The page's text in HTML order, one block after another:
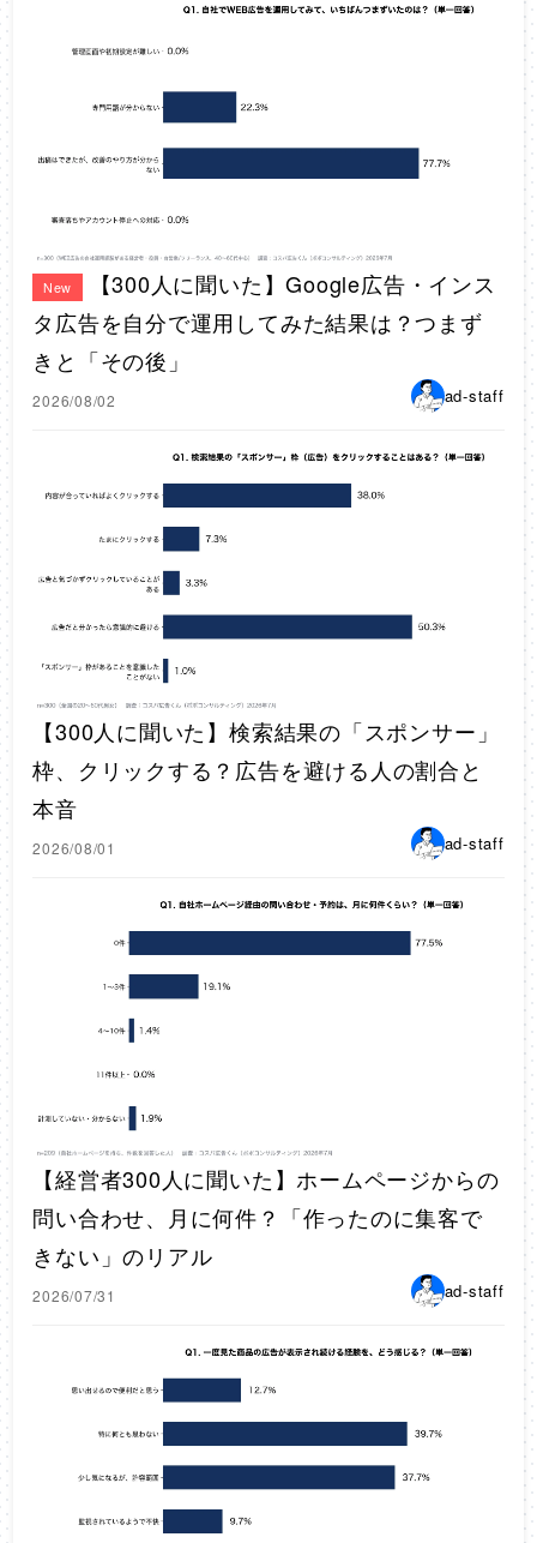
New
【300人に聞いた】Google広告・インス
タ広告を自分で運用してみた結果は？つまず
きと「その後」
2026/08/02 ad-staff
【300人に聞いた】検索結果の「スポンサー」
枠、クリックする？広告を避ける人の割合と
本音
2026/08/01 ad-staff
【経営者300人に聞いた】ホームページからの
問い合わせ、月に何件？「作ったのに集客で
きない」のリアル
2026/07/31 ad-staff